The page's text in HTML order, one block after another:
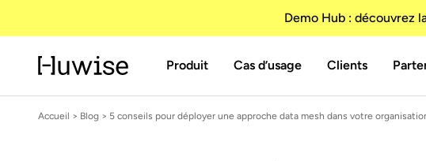
Demo Hub : découvrez
Produit Cas d’usage Clients
Accueil > Blog > 5 conseils pour déployer une approche data mesh dans votre